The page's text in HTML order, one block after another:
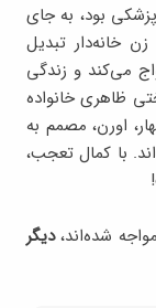
بود، به جای
خانه‌دار تبدیل
می‌کند و زندگی
ظاهری خانواده
اورن، مصمم به
با کمال تعجب،
شده‌اند،دیگر